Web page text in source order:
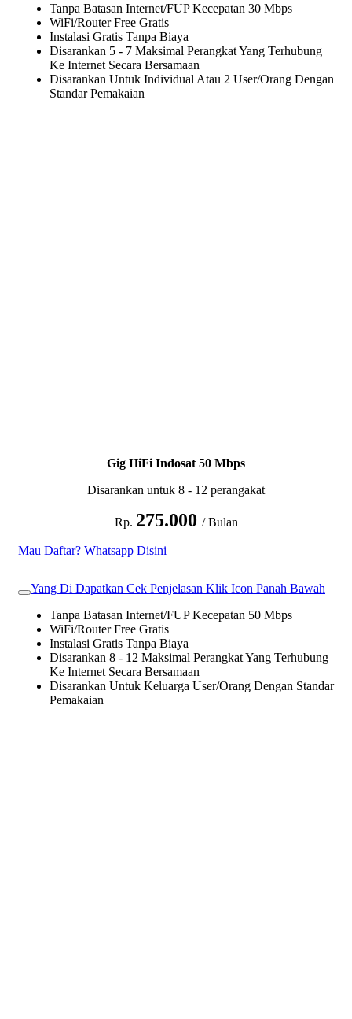
Tanpa Batasan Internet/FUP Kecepatan 30 Mbps
WiFi/Router Free Gratis
Instalasi Gratis Tanpa Biaya
Disarankan 5 - 7 Maksimal Perangkat Yang Terhubung
Ke Internet Secara Bersamaan
Disarankan Untuk Individual Atau 2 User/Orang Dengan
Standar Pemakaian
Gig HiFi Indosat 50 Mbps
Disarankan untuk 8 - 12 perangakat
Rp. 275.000 / Bulan
Mau Daftar? Whatsapp Disini
Yang Di Dapatkan Cek Penjelasan Klik Icon Panah Bawah
Tanpa Batasan Internet/FUP Kecepatan 50 Mbps
WiFi/Router Free Gratis
Instalasi Gratis Tanpa Biaya
Disarankan 8 - 12 Maksimal Perangkat Yang Terhubung
Ke Internet Secara Bersamaan
Disarankan Untuk Keluarga User/Orang Dengan Standar
Pemakaian